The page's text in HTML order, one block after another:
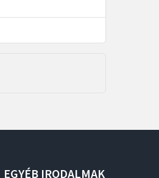
EGYÉB IRODALMAK